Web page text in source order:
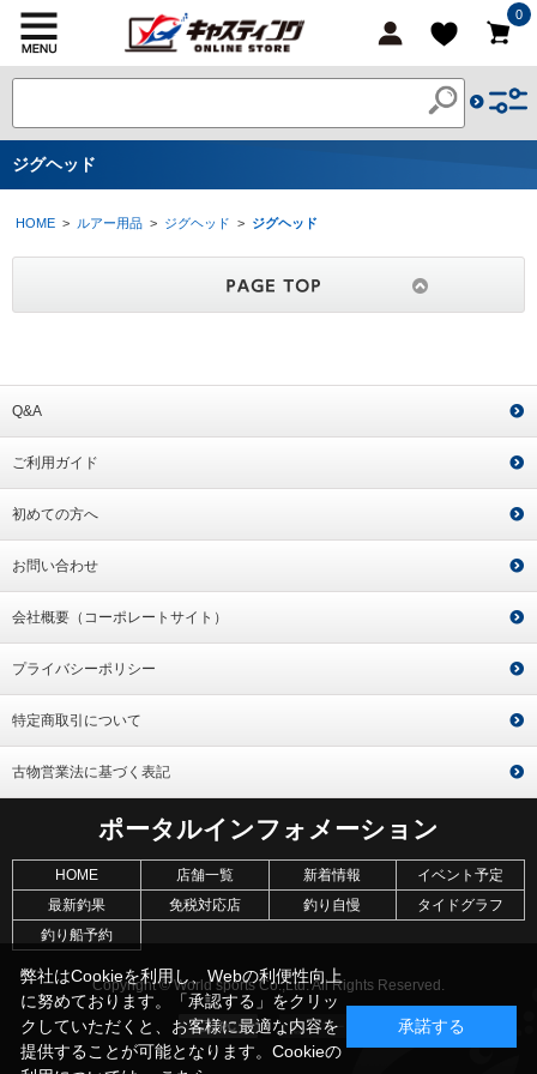
0
ジグヘッド
HOME > ルアー用品 > ジグヘッド > ジグヘッド
Q&A
ご利用ガイド
初めての方へ
お問い合わせ
会社概要（コーポレートサイト）
プライバシーポリシー
特定商取引について
古物営業法に基づく表記
ポータルインフォメーション
HOME 店舗一覧 新着情報
イベント予定
最新釣果
免税対応店 釣り自慢
タイドグラフ
釣り船予約
Copyright © World sports Co.,Ltd. All Rights Reserved.
弊社はCookieを利用し、Webの利便性向上
に努めております。「承認する」をクリッ
クしていただくと、お客様に最適な内容を
提供することが可能となります。Cookieの
承諾する